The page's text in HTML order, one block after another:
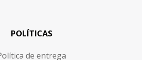
POLÍTICAS
de entrega